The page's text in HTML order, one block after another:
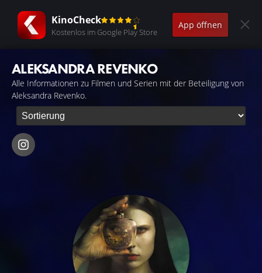
KinoCheck
Kostenlos im Google Play Store
App öffnen
ALEKSANDRA REVENKO
Alle Informationen zu Filmen und Serien mit der Beteiligung von
Aleksandra Revenko.